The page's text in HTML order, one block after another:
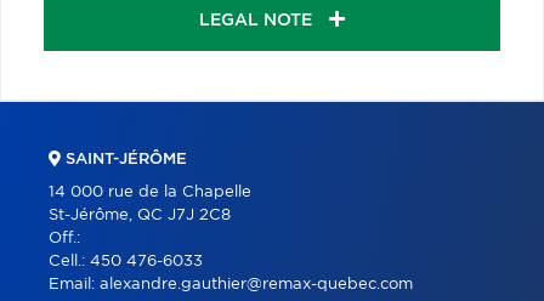
LEGAL NOTE
SAINT-JÉRÔME
14 000 rue de la Chapelle
St-Jérôme, QC J7J 2C8
Off.:
Cell.: 450 476-6033
Email: alexandre.gauthier@remax-quebec.com